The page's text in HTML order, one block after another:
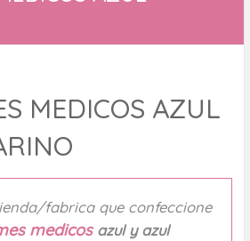
MEDICOS AZUL
fabrica que confeccione
medicosazul y azul